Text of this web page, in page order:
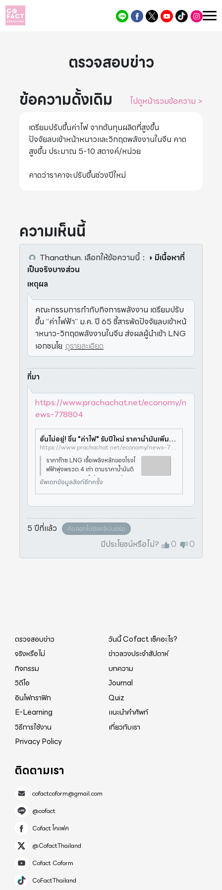
ตรวจสอบข่าว
ข้อความดั้งเดิม
ไปดูหน้ารวมข้อความ >
เตรียมปรับขึ้นค่าไฟ จากต้นทุนผลิตที่สูงขึ้น
ปัจจัยลบเข้าหน้าหนาวและวิกฤตพลังงานในจีน คาด
สูงขึ้น ประมาณ 5-10 สตางค์/หน่วย
คาดว่าราคาจะปรับขึ้นช่วงปีใหม่
ความเห็นนี้
Thanathun. เลือกให้ข้อความนี้： ◑ มีเนื้อหาที่
เป็นจริงบางส่วน
เหตุผล
คณะกรรมการกำกับกิจการพลังงาน เตรียมปรับ
ขึ้น “ค่าไฟฟ้า” ม.ค. ปี 65 ชี้สารพัดปัจจัยลบเข้าหน้
าหนาว-วิกฤตพลังงานในจีน ส่งผลผู้นำเข้า LNG
เอกชนโย ดูรายละเอียด
ที่มา
https://www.prachachat.net/economy/n
ews-778804
อั้นไม่อยู่! ขึ้น "ค่าไฟ" รับปีใหม่ ราคาน้ำมันเพิ่มดันต้นทุนก๊าซพุ่ง
https://www.prachachat.net/economy/news-778804
ราคาก๊าซ LNG เชื้อเพลิงหลักของโรงไ
ฟฟ้าพุ่งพรวด 4 เท่า ตามราคาน้ำมันดิ
บ คณะกรรมการกำกับกิจการพลังงาน
เตรียมปรับขึ้น “ค่าไฟฟ้า” ม.ค. ปี 65 ชี้
สารพัดปัจจัยลบเข้าหน้าหนาว-วิกฤตพ
ลังงานในจีน ส่งผลผู้นำเข้า
อัพเดทข้อมูลลิงก์อีกครั้ง
5 ปีที่แล้ว คัดลอกไปยังคลิปบอร์ด
มีประโยชน์หรือไม่? 0 0
ตรวจสอบข่าว
วันนี้ Cofact เช็คอะไร?
จริงหรือไม่
ข่าวลวงประจำสัปดาห์
กิจกรรม
บทความ
วิดีโอ
Journal
อินโฟกราฟิก
Quiz
E-Learning
แนะนำคำศัพท์
วิธีการใช้งาน
เกี่ยวกับเรา
Privacy Policy
ติดตามเรา
cofactcoform@gmail.com
@cofact
Cofact โคแฟค
@CofactThailand
Cofact Coform
CoFactThailand